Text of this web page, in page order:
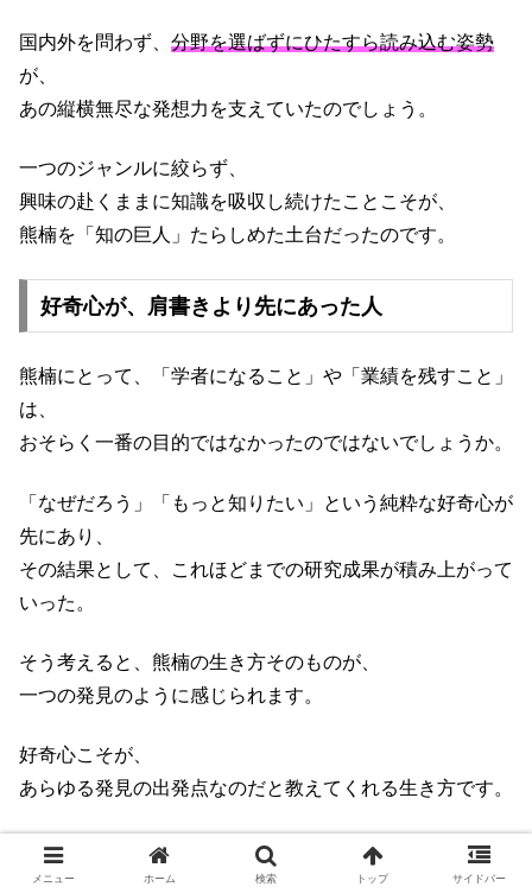
国内外を問わず、 分野を選ばずにひたすら読み込む姿勢
が、
あの縦横無尽な発想力を支えていたのでしょう。
一つのジャンルに絞らず、
興味の赴くままに知識を吸収し続けたことこそが、
熊楠を「知の巨人」たらしめた土台だったのです。
好奇心が、肩書きより先にあった人
熊楠にとって、「学者になること」や「業績を残すこと」
は、
おそらく一番の目的ではなかったのではないでしょうか。
「なぜだろう」「もっと知りたい」という純粋な好奇心が
先にあり、
その結果として、これほどまでの研究成果が積み上がって
いった。
そう考えると、熊楠の生き方そのものが、
一つの発見のように感じられます。
好奇心こそが、
あらゆる発見の出発点なのだと教えてくれる生き方です。
肩書きや評価を先に求めてしまうと、
どうしても遠回りに感じられて、
メニュー ホーム 検索 トップ サイドバー